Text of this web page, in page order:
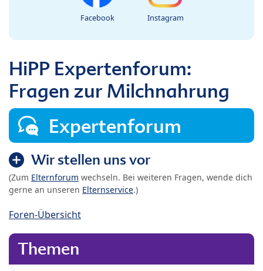
Facebook Instagram
HiPP Expertenforum:
Fragen zur Milchnahrung
Expertenforum
Wir stellen uns vor
(Zum Elternforum wechseln. Bei weiteren Fragen, wende dich
gerne an unseren Elternservice.)
Foren-Übersicht
Themen